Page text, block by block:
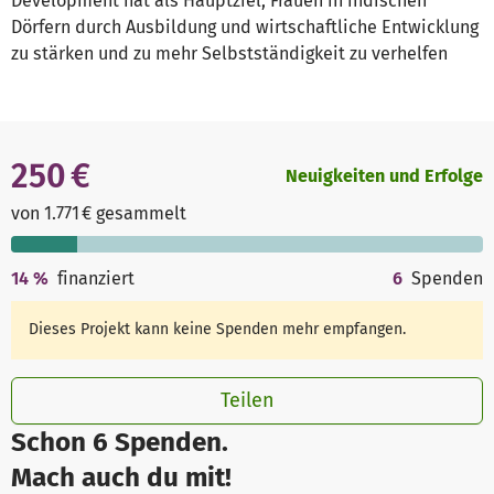
Dörfern durch Ausbildung und wirtschaftliche Entwicklung
zu stärken und zu mehr Selbstständigkeit zu verhelfen
Schon 6 Spenden.
Mach auch du mit!
250 €
von 1.771 € gesammelt
Neuigkeiten und Erfolge
14 % finanziert 6 Spenden
Dieses Projekt kann keine Spenden mehr empfangen.
Teilen